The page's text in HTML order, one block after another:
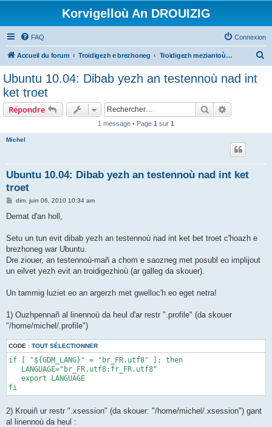
Korvigelloù An DROUIZIG
FAQ Connexion
Accueil du forum Troidigezh e brezhoneg Troidigezh meziantoù all (frank a wirioù evit an darn vrasañ anezho)
Ubuntu 10.04: Dibab yezh an testennoù nad int
ket troet
Répondre Rechercher
1 message • Page 1 sur 1
Michel
Ubuntu 10.04: Dibab yezh an testennoù nad int ket
troet
M
s
g
dim. juin 06, 2010 10:34 am
Demat d'an holl,
Setu un tun evit dibab yezh an testennoù nad int ket bet troet c'hoazh e
brezhoneg war Ubuntu.
Dre ziouer, an testennoù-mañ a chom e saozneg met posubl eo implijout
un eilvet yezh evit an troidigezhioù (ar galleg da skouer).
Un tammig luziet eo an argerzh met gwelloc'h eo eget netra!
1) Ouzhpennañ al linennoù da heul d'ar restr ".profile" (da skouer
"/home/michel/.profile")
CODE : TOUT SÉLECTIONNER
if [ "${GDM_LANG}" = "br_FR.utf8" ]; then
   LANGUAGE="br_FR.utf8:fr_FR.utf8"
   export LANGUAGE
fi
2) Krouiñ ur restr ".xsession" (da skouer: "/home/michel/.xsession") gant
al linennoù da heul :